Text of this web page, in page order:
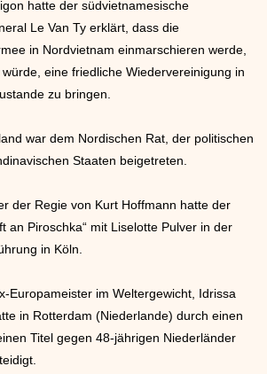
hatte der südvietnamesische
Le Van Ty erklärt, dass die
in Nordvietnam einmarschieren werde,
eine friedliche Wiedervereinigung in
zu bringen.
war dem Nordischen Rat, der politischen
Staaten beigetreten.
der Regie von Kurt Hoffmann hatte der
an Piroschka“ mit Liselotte Pulver in der
in Köln.
Europameister im Weltergewicht, Idrissa
in Rotterdam (Niederlande) durch einen
Titel gegen 48-jährigen Niederländer